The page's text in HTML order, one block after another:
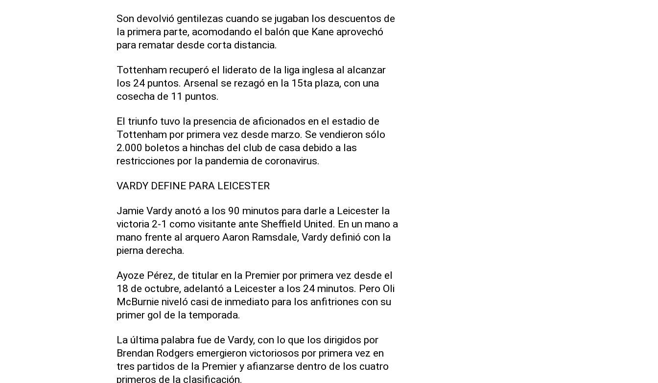
Son devolvió gentilezas cuando se jugaban los descuentos de
la primera parte, acomodando el balón que Kane aprovechó
para rematar desde corta distancia.
Tottenham recuperó el liderato de la liga inglesa al alcanzar
los 24 puntos. Arsenal se rezagó en la 15ta plaza, con una
cosecha de 11 puntos.
El triunfo tuvo la presencia de aficionados en el estadio de
Tottenham por primera vez desde marzo. Se vendieron sólo
2.000 boletos a hinchas del club de casa debido a las
restricciones por la pandemia de coronavirus.
VARDY DEFINE PARA LEICESTER
Jamie Vardy anotó a los 90 minutos para darle a Leicester la
victoria 2-1 como visitante ante Sheffield United. En un mano a
mano frente al arquero Aaron Ramsdale, Vardy definió con la
pierna derecha.
Ayoze Pérez, de titular en la Premier por primera vez desde el
18 de octubre, adelantó a Leicester a los 24 minutos. Pero Oli
McBurnie niveló casi de inmediato para los anfitriones con su
primer gol de la temporada.
La última palabra fue de Vardy, con lo que los dirigidos por
Brendan Rodgers emergieron victoriosos por primera vez en
tres partidos de la Premier y afianzarse dentro de los cuatro
primeros de la clasificación.